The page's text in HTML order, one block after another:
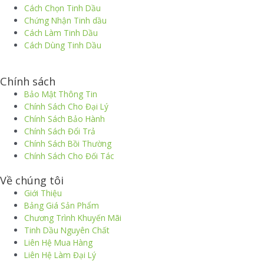
Cách Chọn Tinh Dầu
Chứng Nhận Tinh dầu
Cách Làm Tinh Dầu
Cách Dùng Tinh Dầu
Chính sách
Bảo Mật Thông Tin
Chính Sách Cho Đại Lý
Chính Sách Bảo Hành
Chính Sách Đổi Trả
Chính Sách Bồi Thường
Chính Sách Cho Đối Tác
Về chúng tôi
Giới Thiệu
Bảng Giá Sản Phẩm
Chương Trình Khuyến Mãi
Tinh Dầu Nguyên Chất
Liên Hệ Mua Hàng
Liên Hệ Làm Đại Lý